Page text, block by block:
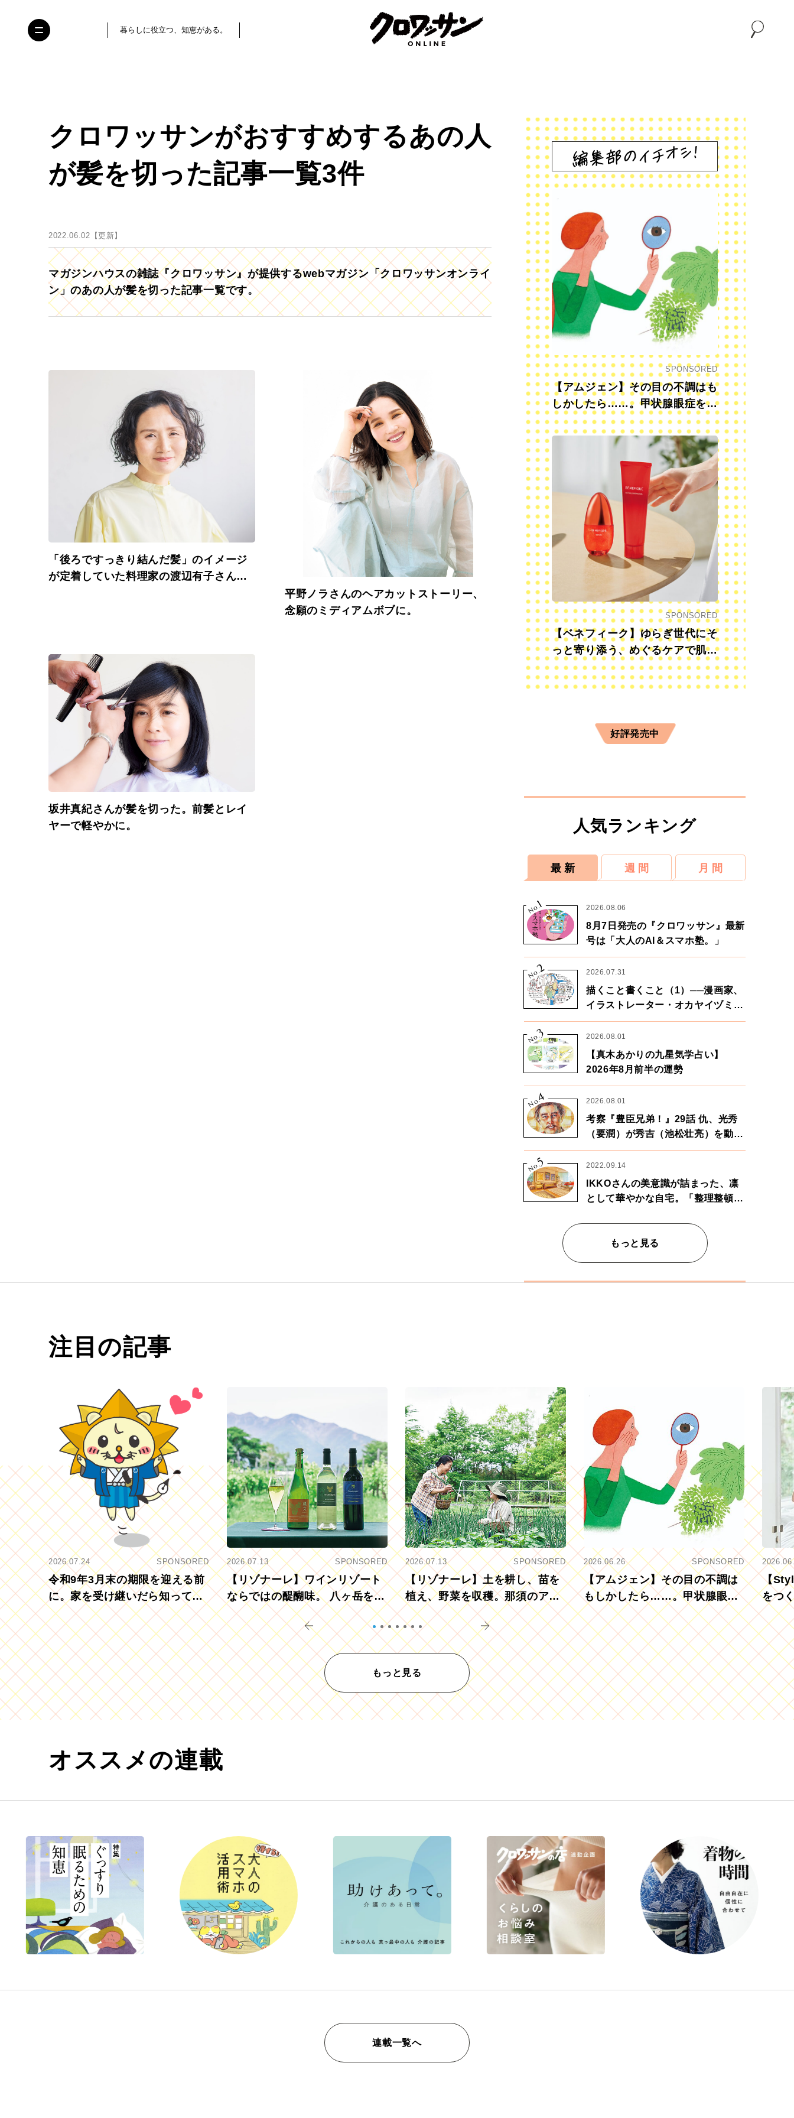
暮らしに役立つ、知恵がある。
クロワッサンがおすすめするあの人
が髪を切った記事一覧3件
2022.06.02【更新】
マガジンハウスの雑誌『クロワッサン』が提供するwebマガジン「クロワッサンオンライ
ン」のあの人が髪を切った記事一覧です。
「後ろですっきり結んだ髪」のイメージ
が定着していた料理家の渡辺有子さん、
平野ノラさんのヘアカットストーリー、
念願のミディアムボブに。
坂井真紀さんが髪を切った。前髪とレイ
ヤーで軽やかに。
SPONSORED
【アムジェン】その目の不調はも
しかしたら……。甲状腺眼症を知
っていますか？
SPONSORED
【ベネフィーク】ゆらぎ世代にそ
っと寄り添う、めぐるケアで肌も
心も前向きに
好評発売中
人気ランキング
最 新 週 間 月 間
No.
1 2026.08.06
8月7日発売の『クロワッサン』最新
号は「大人のAI＆スマホ塾。」
No.2 2026.07.31
描くこと書くこと（1）──漫画家、
イラストレーター・オカヤイヅミさ
ん×漫画家・鶴谷香央理さん
No.
3 2026.08.01
【真木あかりの九星気学占い】
2026年8月前半の運勢
No.
4 2026.08.01
考察『豊臣兄弟！』29話 仇、光秀
（要潤）が秀吉（池松壮亮）を動か
す。天下に向けた兄弟の分岐点。
No.
5 2022.09.14
IKKOさんの美意識が詰まった、凛
として華やかな自宅。「整理整頓は
もっと見る
注目の記事
2026.07.24 SPONSORED
令和9年3月末の期限を迎える前
に。家を受け継いだら知ってお
きたい「相続登記の義務化」
2026.07.13 SPONSORED
【リゾナーレ】ワインリゾート
ならではの醍醐味。 八ヶ岳を望
むブドウ畑でアペロ
2026.07.13 SPONSORED
【リゾナーレ】土を耕し、苗を
植え、野菜を収穫。那須のアグ
リツーリズモを体験
2026.06.26 SPONSORED
【アムジェン】その目の不調は
もしかしたら……。甲状腺眼症
を知っていますか？
【
をつ
もっと見る
オススメの連載
連載一覧へ